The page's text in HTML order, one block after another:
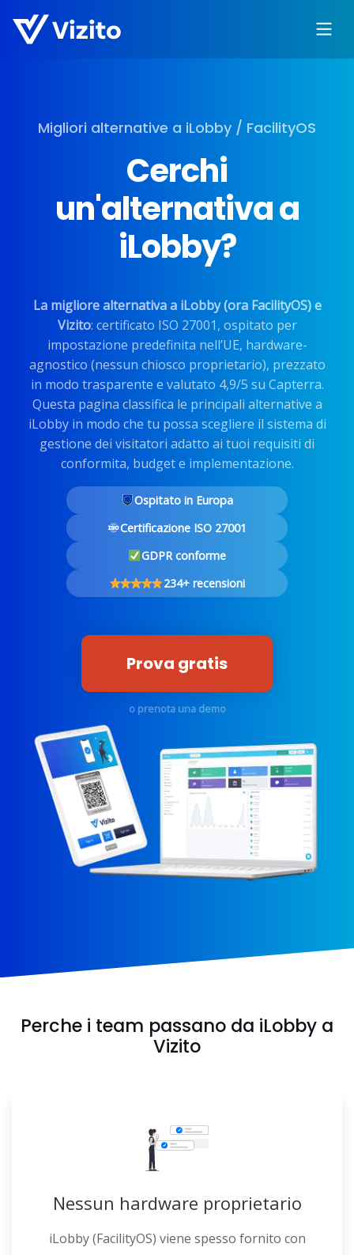
Migliori alternative a iLobby / FacilityOS
Cerchi
un'alternativa a
iLobby?
La migliore alternativa a iLobby (ora FacilityOS) e
Vizito: certificato ISO 27001, ospitato per
impostazione predefinita nell’UE, hardware-
agnostico (nessun chiosco proprietario), prezzato
in modo trasparente e valutato 4,9/5 su Capterra.
Questa pagina classifica le principali alternative a
iLobby in modo che tu possa scegliere il sistema di
gestione dei visitatori adatto ai tuoi requisiti di
conformita, budget e implementazione.
Ospitato in Europa
Certificazione ISO 27001
GDPR conforme
234+ recensioni
Prova gratis
o prenota una demo
Perche i team passano da iLobby a
Vizito
Nessun hardware proprietario
iLobby (FacilityOS) viene spesso fornito con